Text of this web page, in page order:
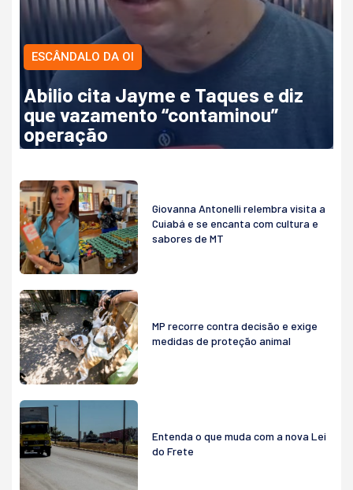
ESCÂNDALO DA OI
Abilio cita Jayme e Taques e diz
que vazamento “contaminou”
operação
Giovanna Antonelli relembra visita a
Cuiabá e se encanta com cultura e
sabores de MT
MP recorre contra decisão e exige
medidas de proteção animal
Entenda o que muda com a nova Lei
do Frete